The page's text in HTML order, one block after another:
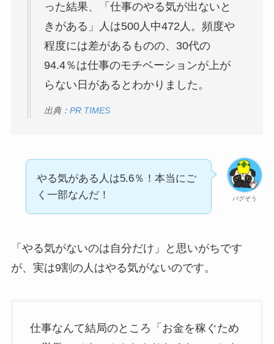
った結果、「仕事のやる気が出ないと
きがある」人は500人中472人。頻度や
程度には差があるものの、30代の
94.4％は仕事のモチベーションが上が
らない日があるとわかりました。
出典： PR TIMES
パグぞう
やる気がある人は5.6％！本当にご
く一部なんだ！
「やる気がないのは自分だけ」と思いがちです
が、実は9割の人はやる気がないのです。
仕事なんて結局のところ「お金を稼ぐため